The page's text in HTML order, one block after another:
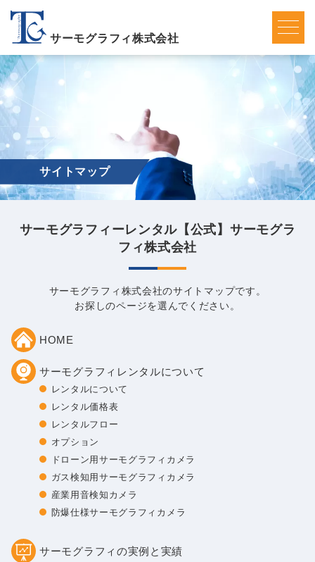
サーモグラフィ株式会社
サイトマップ
サーモグラフィーレンタル【公式】サーモグラ
フィ株式会社
サーモグラフィ株式会社のサイトマップです。
お探しのページを選んでください。
HOME
サーモグラフィレンタルについて
レンタルについて
レンタル価格表
レンタルフロー
オプション
ドローン用サーモグラフィカメラ
ガス検知用サーモグラフィカメラ
産業用音検知カメラ
防爆仕様サーモグラフィカメラ
サーモグラフィの実例と実績